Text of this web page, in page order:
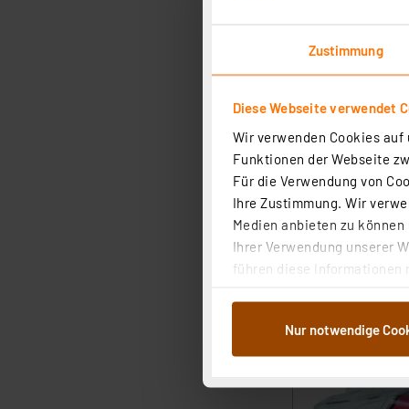
Zustimmung
Diese Webseite verwendet
Wir verwenden Cookies
Funktionen der Webseite
Für die Verwendung von
Ihre Zustimmung. Wir
Medien anbieten zu
Ihrer Verwendung unserer
führen diese Informationen
Weiterverarbeitung für die
Abs.1a DSG-VO) zu. Eine
ganz oder teilweise
Nur notwendige